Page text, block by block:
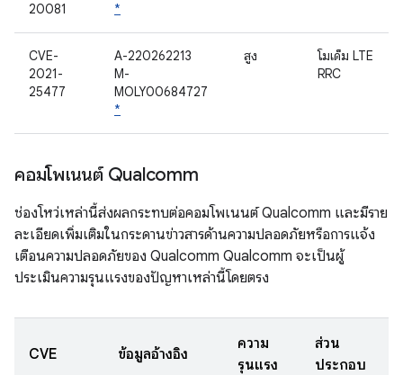
20081
*
CVE-
2021-
25477
A-220262213
M-
MOLY00684727
*
สูง
โมเด็ม LTE
RRC
คอมโพเนนต์ Qualcomm
ช่องโหว่เหล่านี้ส่งผลกระทบต่อคอมโพเนนต์ Qualcomm และมีราย
ละเอียดเพิ่มเติมในกระดานข่าวสารด้านความปลอดภัยหรือการแจ้ง
เตือนความปลอดภัยของ Qualcomm Qualcomm จะเป็นผู้
ประเมินความรุนแรงของปัญหาเหล่านี้โดยตรง
CVE ข้อมูลอ้างอิง
ความ
รุนแรง
ส่วน
ประกอบ